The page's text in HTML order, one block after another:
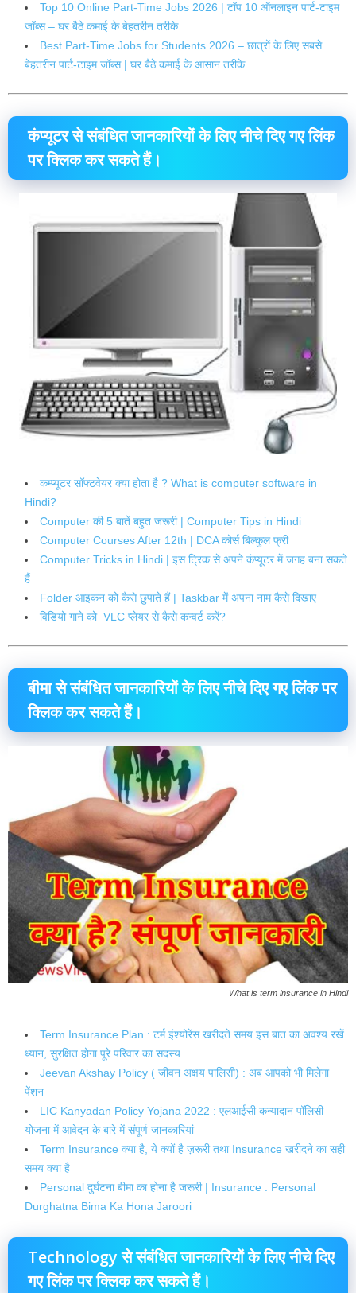
Top 10 Online Part-Time Jobs 2026 | टॉप 10 ऑनलाइन पार्ट-टाइम
जॉब्स – घर बैठे कमाई के बेहतरीन तरीके
Best Part-Time Jobs for Students 2026 – छात्रों के लिए सबसे
बेहतरीन पार्ट-टाइम जॉब्स | घर बैठे कमाई के आसान तरीके
कंप्यूटर से संबंधित जानकारियों के लिए नीचे दिए गए लिंक
पर क्लिक कर सकते हैं।
कम्प्यूटर सॉफ्टवेयर क्या होता है ? What is computer software in
Hindi?
Computer की 5 बातें बहुत जरूरी | Computer Tips in Hindi
Computer Courses After 12th | DCA कोर्स बिल्कुल फ्री
Computer Tricks in Hindi | इस ट्रिक से अपने कंप्यूटर में जगह बना सकते
हैं
Folder आइकन को कैसे छुपाते हैं | Taskbar में अपना नाम कैसे दिखाए
विडियो गाने को VLC प्लेयर से कैसे कन्वर्ट करें?
बीमा से संबंधित जानकारियों के लिए नीचे दिए गए लिंक पर
क्लिक कर सकते हैं।
What is term insurance in Hindi
Term Insurance Plan : टर्म इंश्योरेंस खरीदते समय इस बात का अवश्य रखें
ध्यान, सुरक्षित होगा पूरे परिवार का सदस्य
Jeevan Akshay Policy ( जीवन अक्षय पालिसी) : अब आपको भी मिलेगा
पेंशन
LIC Kanyadan Policy Yojana 2022 : एलआईसी कन्यादान पॉलिसी
योजना में आवेदन के बारे में संपूर्ण जानकारियां
Term Insurance क्या है, ये क्यों है ज़रूरी तथा Insurance खरीदने का सही
समय क्या है
Personal दुर्घटना बीमा का होना है जरूरी | Insurance : Personal
Durghatna Bima Ka Hona Jaroori
Technology से संबंधित जानकारियों के लिए नीचे दिए
गए लिंक पर क्लिक कर सकते हैं।